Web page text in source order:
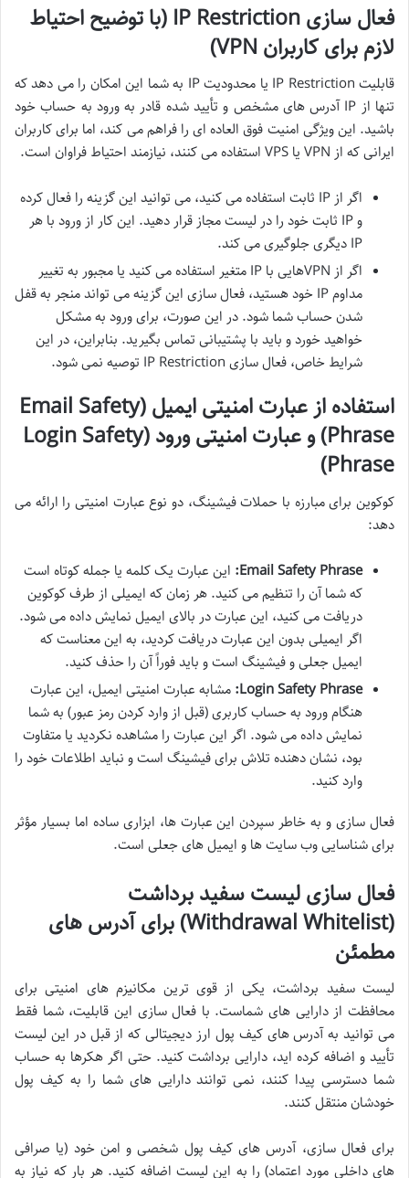
فعال سازی IP Restriction (با توضیح احتیاط
لازم برای کاربران VPN)
قابلیت IP Restriction یا محدودیت IP به شما این امکان را می دهد که
تنها از IP آدرس های مشخص و تأیید شده قادر به ورود به حساب خود
باشید. این ویژگی امنیت فوق العاده ای را فراهم می کند، اما برای کاربران
ایرانی که از VPN یا VPS استفاده می کنند، نیازمند احتیاط فراوان است.
اگر از IP ثابت استفاده می کنید، می توانید این گزینه را فعال کرده
و IP ثابت خود را در لیست مجاز قرار دهید. این کار از ورود با هر
IP دیگری جلوگیری می کند.
اگر از VPNهایی با IP متغیر استفاده می کنید یا مجبور به تغییر
مداوم IP خود هستید، فعال سازی این گزینه می تواند منجر به قفل
شدن حساب شما شود. در این صورت، برای ورود به مشکل
خواهید خورد و باید با پشتیبانی تماس بگیرید. بنابراین، در این
شرایط خاص، فعال سازی IP Restriction توصیه نمی شود.
استفاده از عبارت امنیتی ایمیل (Email Safety
Phrase) و عبارت امنیتی ورود (Login Safety
Phrase)
کوکوین برای مبارزه با حملات فیشینگ، دو نوع عبارت امنیتی را ارائه می
دهد:
Email Safety Phrase: این عبارت یک کلمه یا جمله کوتاه است
که شما آن را تنظیم می کنید. هر زمان که ایمیلی از طرف کوکوین
دریافت می کنید، این عبارت در بالای ایمیل نمایش داده می شود.
اگر ایمیلی بدون این عبارت دریافت کردید، به این معناست که
ایمیل جعلی و فیشینگ است و باید فوراً آن را حذف کنید.
Login Safety Phrase: مشابه عبارت امنیتی ایمیل، این عبارت
هنگام ورود به حساب کاربری (قبل از وارد کردن رمز عبور) به شما
نمایش داده می شود. اگر این عبارت را مشاهده نکردید یا متفاوت
بود، نشان دهنده تلاش برای فیشینگ است و نباید اطلاعات خود را
وارد کنید.
فعال سازی و به خاطر سپردن این عبارت ها، ابزاری ساده اما بسیار مؤثر
برای شناسایی وب سایت ها و ایمیل های جعلی است.
فعال سازی لیست سفید برداشت
(Withdrawal Whitelist) برای آدرس های
مطمئن
لیست سفید برداشت، یکی از قوی ترین مکانیزم های امنیتی برای
محافظت از دارایی های شماست. با فعال سازی این قابلیت، شما فقط
می توانید به آدرس های کیف پول ارز دیجیتالی که از قبل در این لیست
تأیید و اضافه کرده اید، دارایی برداشت کنید. حتی اگر هکرها به حساب
شما دسترسی پیدا کنند، نمی توانند دارایی های شما را به کیف پول
خودشان منتقل کنند.
برای فعال سازی، آدرس های کیف پول شخصی و امن خود (یا صرافی
های داخلی مورد اعتماد) را به این لیست اضافه کنید. هر بار که نیاز به